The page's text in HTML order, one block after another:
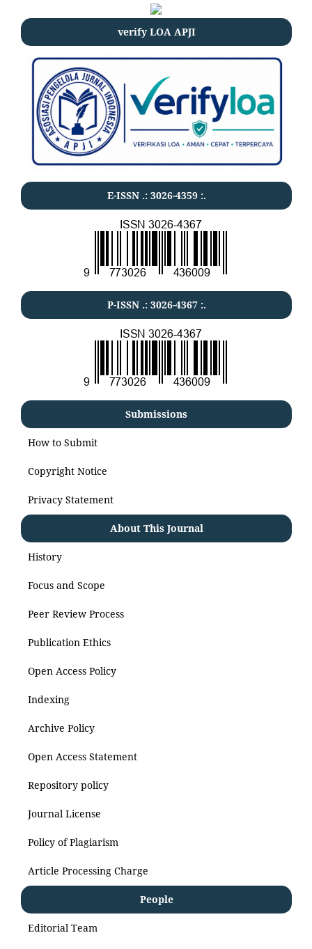
verify LOA APJI
E-ISSN .: 3026-4359:.
P-ISSN .: 3026-4367:.
Submissions
How to Submit
Copyright Notice
Privacy Statement
About This Journal
History
Focus and Scope
Peer Review Process
Publication Ethics
Open Access Policy
Indexing
Archive Policy
Open Access Statement
Repository policy
Journal License
Policy of Plagiarism
Article Processing Charge
People
Editorial Team